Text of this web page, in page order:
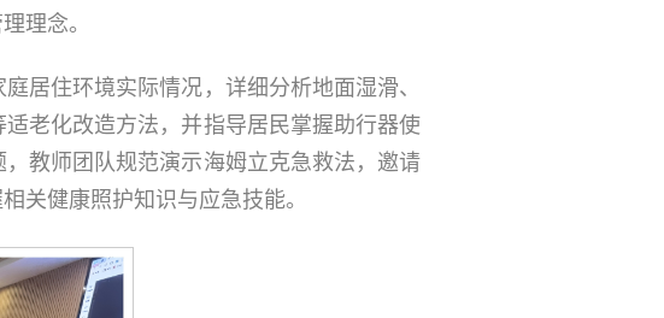
理念。
居住环境实际情况，详细分析地面湿滑、
老化改造方法，并指导居民掌握助行器使
教师团队规范演示海姆立克急救法，邀请
关健康照护知识与应急技能。